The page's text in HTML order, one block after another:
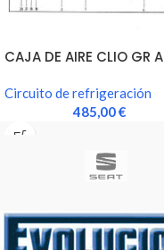
CAJA DE AIRE CLIO GR A
Circuito de refrigeración
485,00€